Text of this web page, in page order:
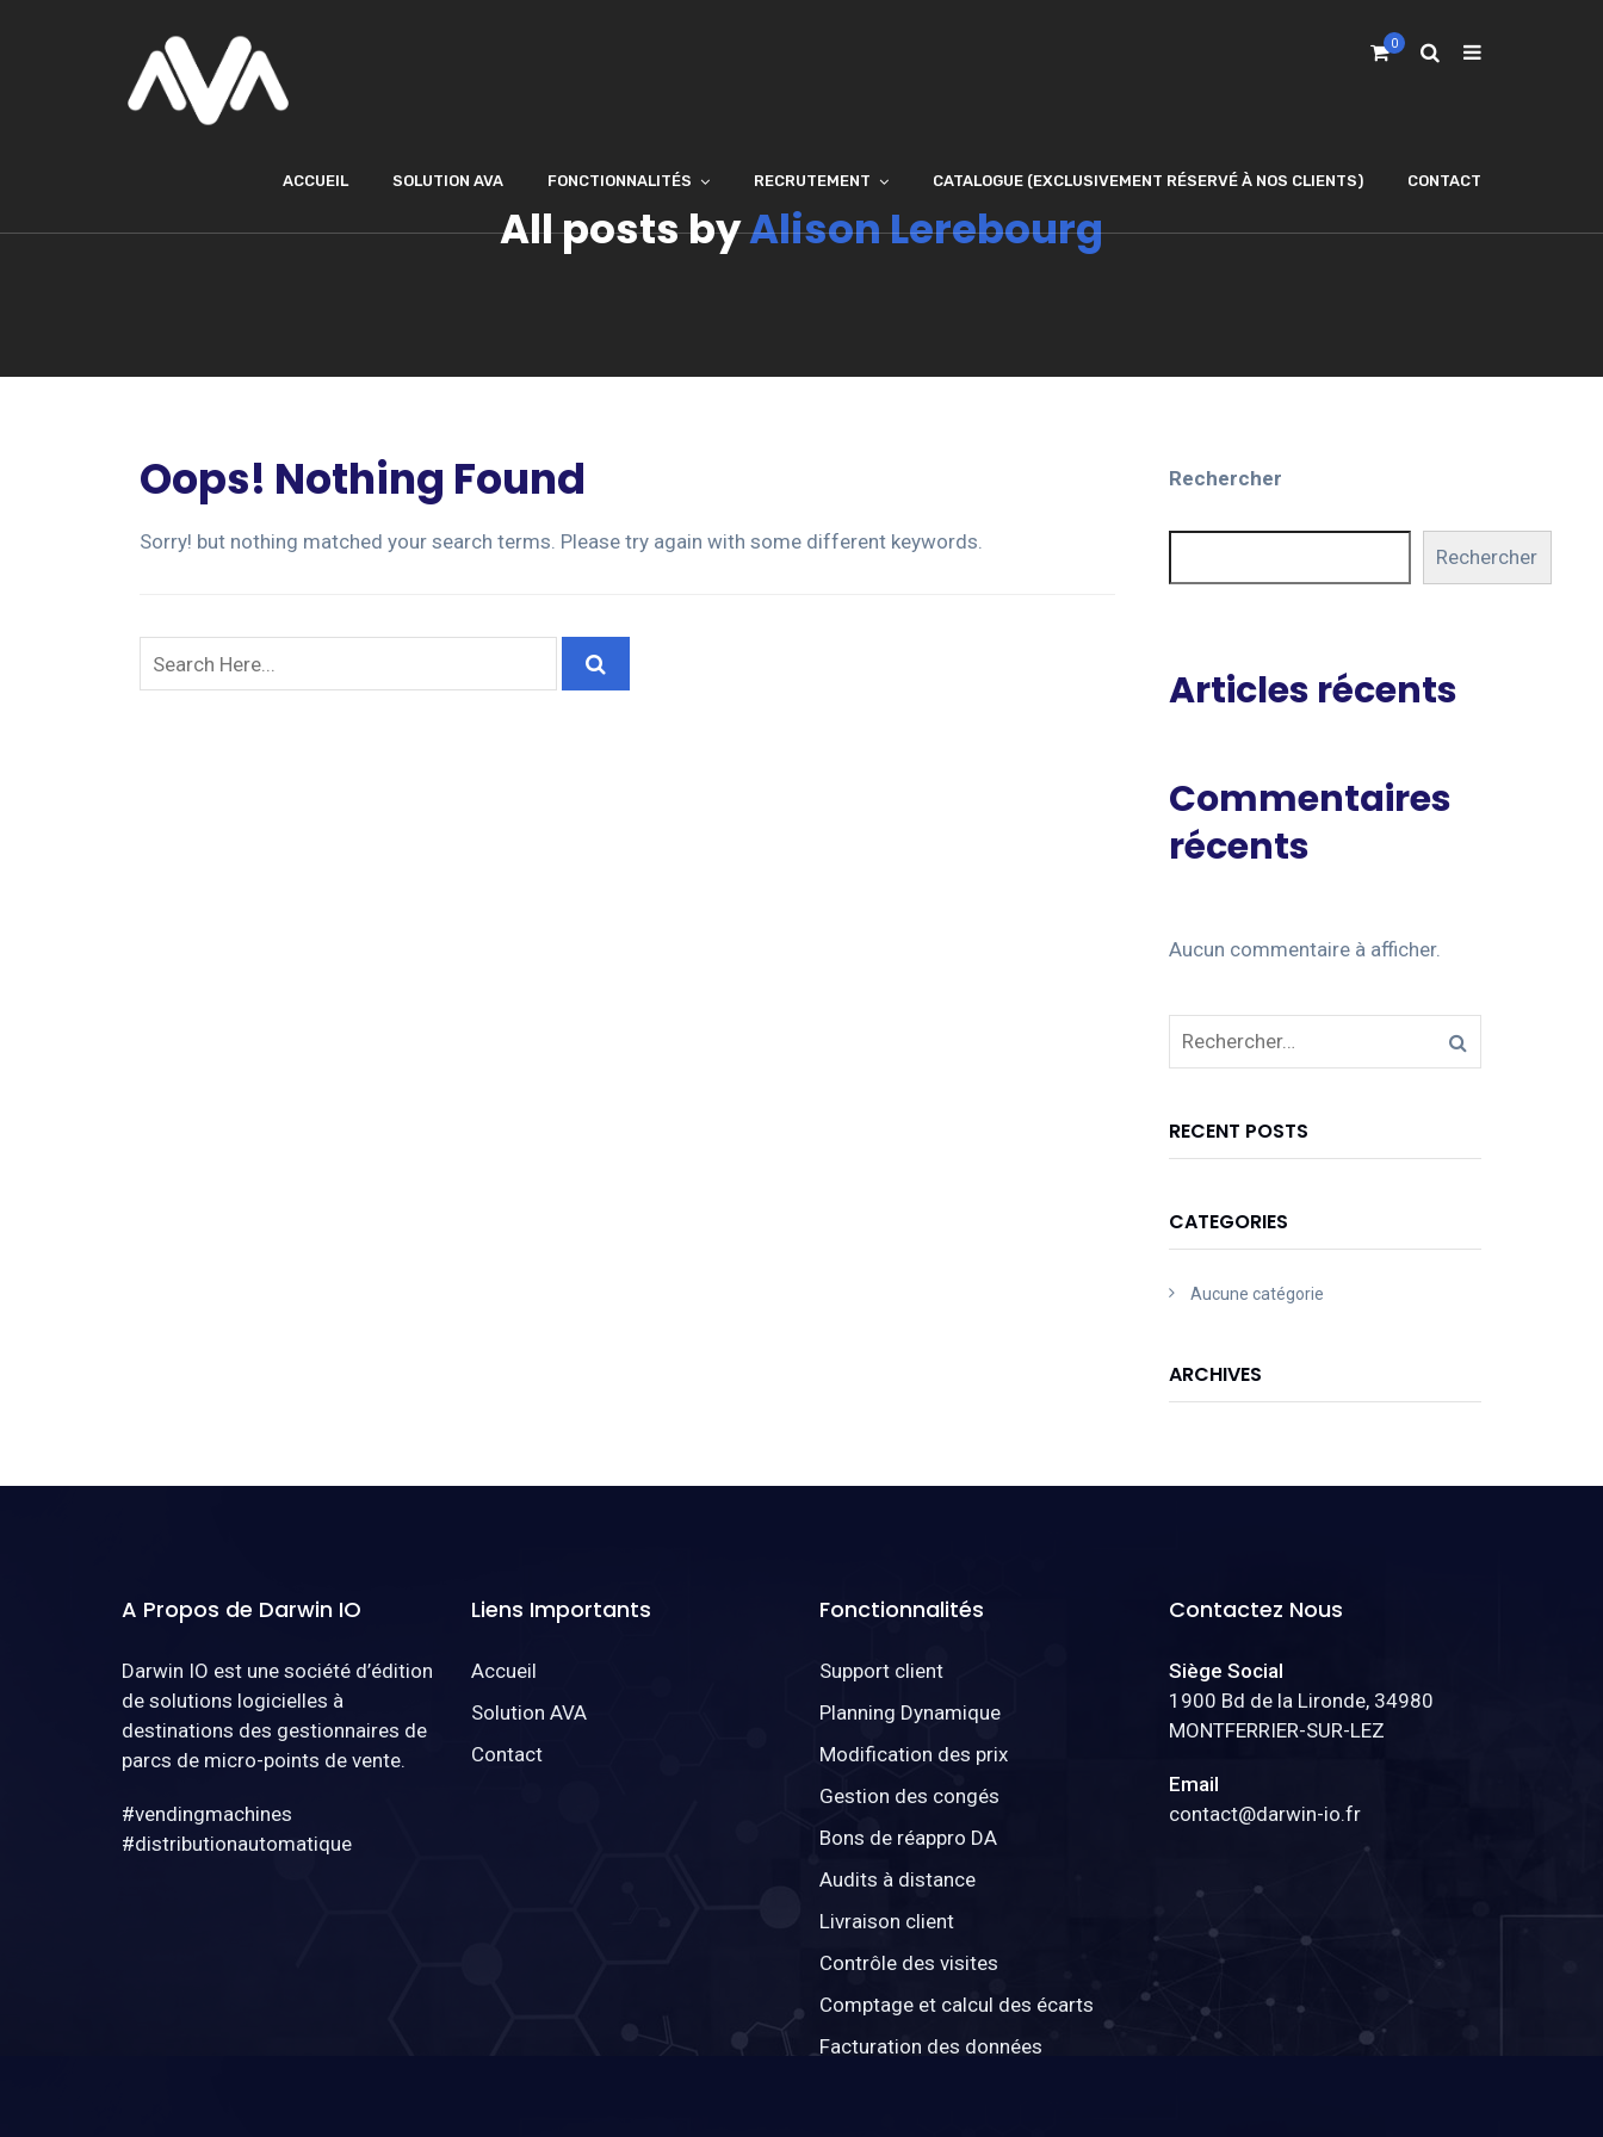
0
ACCUEIL SOLUTION AVA FONCTIONNALITÉS RECRUTEMENT CATALOGUE (EXCLUSIVEMENT RÉSERVÉ À NOS CLIENTS) CONTACT
All posts byAlison Lerebourg
Oops! Nothing Found
Sorry! but nothing matched your search terms. Please try again with some different keywords.
Rechercher
Rechercher
Articles récents
Commentaires
récents
Aucun commentaire à afficher.
RECENT POSTS
CATEGORIES
Aucune catégorie
ARCHIVES
A Propos de Darwin IO
Darwin IO est une société d’édition
de solutions logicielles à
destinations des gestionnaires de
parcs de micro-points de vente.
#vendingmachines
#distributionautomatique
Liens Importants
Accueil
Solution AVA
Contact
Fonctionnalités
Support client
Planning Dynamique
Modification des prix
Gestion des congés
Bons de réappro DA
Audits à distance
Livraison client
Contrôle des visites
Comptage et calcul des écarts
Facturation des données
Contactez Nous
Siège Social
1900 Bd de la Lironde, 34980
MONTFERRIER-SUR-LEZ
Email
contact@darwin-io.fr